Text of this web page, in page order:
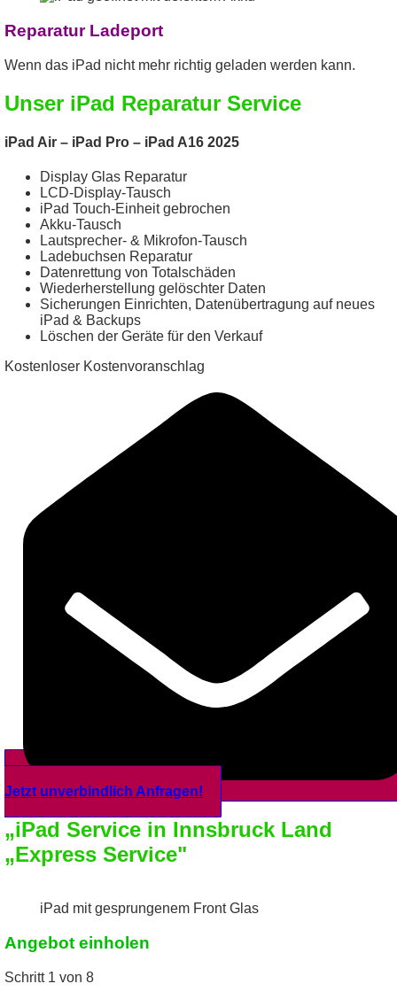
Reparatur Ladeport
Wenn das iPad nicht mehr richtig geladen werden kann.
Unser iPad Reparatur Service
iPad Air – iPad Pro – iPad A16 2025
Display Glas Reparatur
LCD-Display-Tausch
iPad Touch-Einheit gebrochen
Akku-Tausch
Lautsprecher- & Mikrofon-Tausch
Ladebuchsen Reparatur
Datenrettung von Totalschäden
Wiederherstellung gelöschter Daten
Sicherungen Einrichten, Datenübertragung auf neues
iPad & Backups
Löschen der Geräte für den Verkauf
Kostenloser Kostenvoranschlag
Jetzt unverbindlich Anfragen!
„iPad Service in Innsbruck Land
„Express Service"
iPad mit gesprungenem Front Glas
Angebot einholen
Schritt 1 von 8